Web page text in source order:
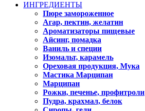
ИНГРЕДИЕНТЫ
Пюре замороженное
Агар, пектин, желатин
Ароматизаторы пищевые
Айсинг, помадка
Ваниль и специи
Изомальт, карамель
Ореховая продукция, Мука
Мастика Марципан
Марципан
Рожки, печенье, профитроли
Пудра, крахмал, белок